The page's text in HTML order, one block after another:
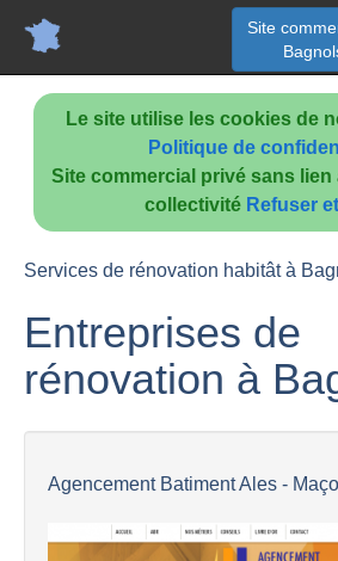
Le site utilise les cookies de
Politique de
Site commercial privé sans lien
collectivité Refuser
Site
Services de rénovation habitât à
Entreprises de
rénovation à
Agencement Batiment Ales -